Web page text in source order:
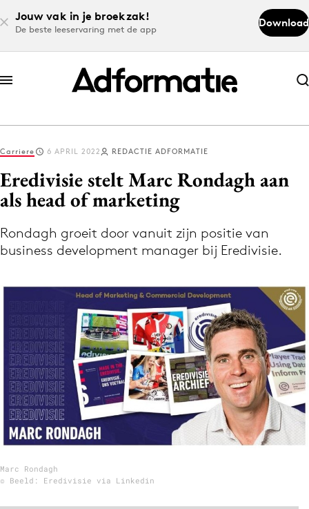
Jouw vak in je broekzak!
De beste leeservaring met de app
Download
Abonneer nu
Abonneer nu
Log in
Download de app
Volg het laatste nieuws via de Adformatie
Nieuws app
Menu
Home
9 sept: GenAI-training
12 nov: MarketingLive!
Events
Carriere 6 APRIL 2022 REDACTIE ADFORMATIE
Eredivisie stelt Marc Rondagh aan
als head of marketing
Rondagh groeit door vanuit zijn positie van
business development manager bij Eredivisie.
Marc Rondagh
© Beeld: Eredivisie via Linkedin